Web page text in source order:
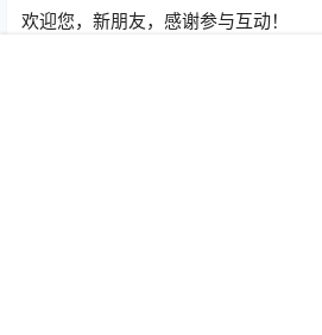
欢迎您，新朋友，感谢参与互动！